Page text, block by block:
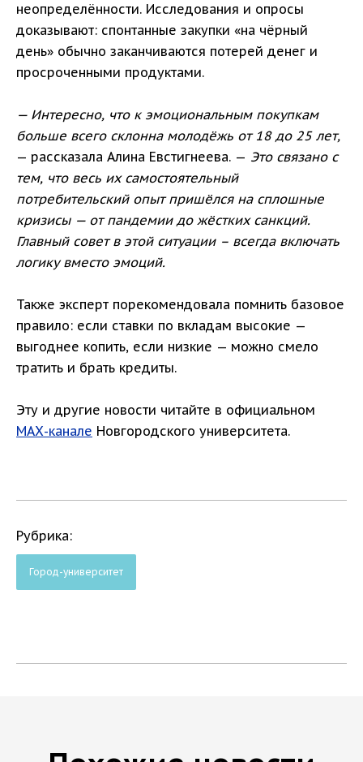
неопределённости. Исследования и опросы
доказывают: спонтанные закупки «на чёрный
день» обычно заканчиваются потерей денег и
просроченными продуктами.
— Интересно, что к эмоциональным покупкам
больше всего склонна молодёжь от 18 до 25 лет,
— рассказала Алина Евстигнеева. — Это связано с
тем, что весь их самостоятельный
потребительский опыт пришёлся на сплошные
кризисы — от пандемии до жёстких санкций.
Главный совет в этой ситуации – всегда включать
логику вместо эмоций.
Также эксперт порекомендовала помнить базовое
правило: если ставки по вкладам высокие —
выгоднее копить, если низкие — можно смело
тратить и брать кредиты.
Эту и другие новости читайте в официальном
МАХ-канале Новгородского университета.
Рубрика:
Город-университет